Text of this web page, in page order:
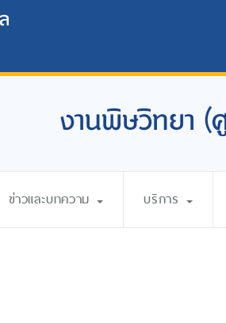
งานพิษวิทยา (
ข่าวและบทความ บริการ